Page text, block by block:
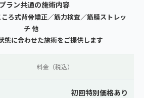
ラン共通の施術内容
ろ式背骨矯正／筋力検査／筋膜ストレッ
チ 他
態に合わせた施術をご提供します
料金（税込）
初回特別価格あり